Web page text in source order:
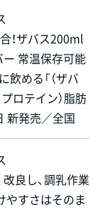
！ザバス200ml
常温保存可能
飲める「（ザバ
ロテイン）脂肪
新発売／全国
良し、調乳作業
やすさはそのま